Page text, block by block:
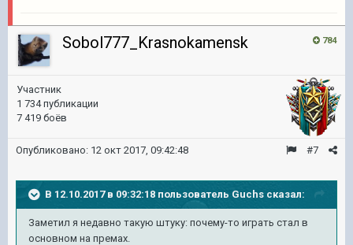
784
Sobol777_Krasnokamensk
Участник
1 734 публикации
7 419 боёв
#7
Опубликовано: 12 окт 2017, 09:42:48
В 12.10.2017 в 09:32:18 пользователь Guchs сказал:
Заметил я недавно такую штуку: почему-то играть стал в
основном на премах.